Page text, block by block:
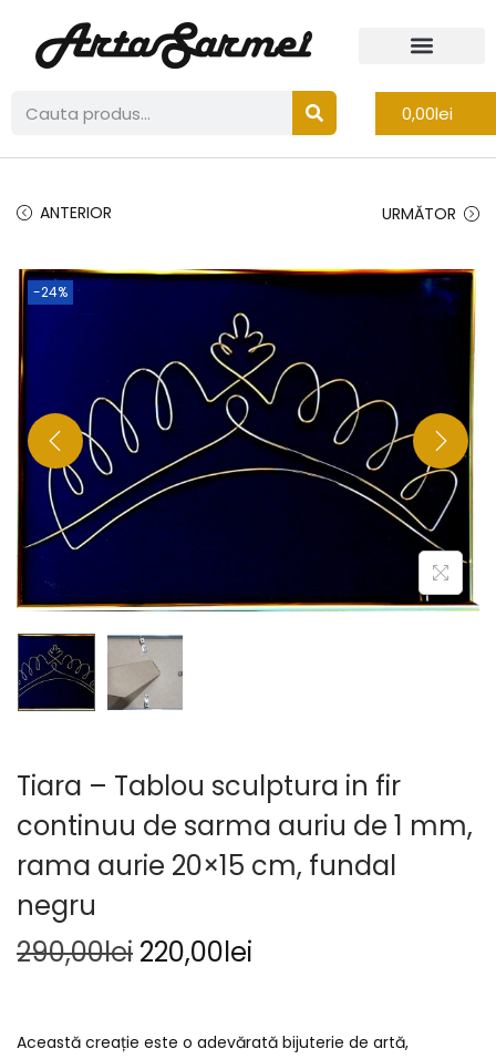
0,00lei
ANTERIOR URMĂTOR
-24%
Tiara – Tablou sculptura in fir
continuu de sarma auriu de 1 mm,
rama aurie 20×15 cm, fundal
negru
290,00lei 220,00lei
Această creație este o adevărată bijuterie de artă,